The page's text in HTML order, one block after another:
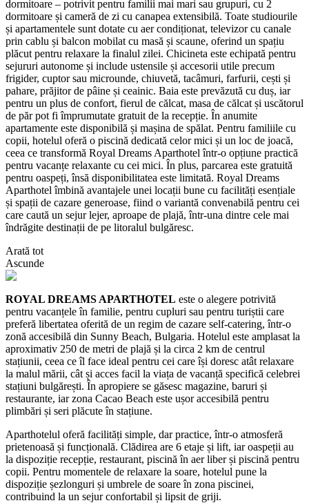
dormitoare – potrivit pentru familii mai mari sau grupuri, cu 2
dormitoare și cameră de zi cu canapea extensibilă. Toate studiourile
și apartamentele sunt dotate cu aer condiționat, televizor cu canale
prin cablu și balcon mobilat cu masă și scaune, oferind un spațiu
plăcut pentru relaxare la finalul zilei. Chicineta este echipată pentru
sejururi autonome și include ustensile și accesorii utile precum
frigider, cuptor sau microunde, chiuvetă, tacâmuri, farfurii, cești și
pahare, prăjitor de pâine și ceainic. Baia este prevăzută cu duș, iar
pentru un plus de confort, fierul de călcat, masa de călcat și uscătorul
de păr pot fi împrumutate gratuit de la recepție. În anumite
apartamente este disponibilă și mașina de spălat. Pentru familiile cu
copii, hotelul oferă o piscină dedicată celor mici și un loc de joacă,
ceea ce transformă Royal Dreams Aparthotel într-o opțiune practică
pentru vacanțe relaxante cu cei mici. În plus, parcarea este gratuită
pentru oaspeți, însă disponibilitatea este limitată. Royal Dreams
Aparthotel îmbină avantajele unei locații bune cu facilități esențiale
și spații de cazare generoase, fiind o variantă convenabilă pentru cei
care caută un sejur lejer, aproape de plajă, într-una dintre cele mai
îndrăgite destinații de pe litoralul bulgăresc.
Arată tot
Ascunde
ROYAL DREAMS APARTHOTEL este o alegere potrivită
pentru vacanțele în familie, pentru cupluri sau pentru turiștii care
preferă libertatea oferită de un regim de cazare self-catering, într-o
zonă accesibilă din Sunny Beach, Bulgaria. Hotelul este amplasat la
aproximativ 250 de metri de plajă și la circa 2 km de centrul
stațiunii, ceea ce îl face ideal pentru cei care își doresc atât relaxare
la malul mării, cât și acces facil la viața de vacanță specifică celebrei
stațiuni bulgărești. În apropiere se găsesc magazine, baruri și
restaurante, iar zona Cacao Beach este ușor accesibilă pentru
plimbări și seri plăcute în stațiune.
Aparthotelul oferă facilități simple, dar practice, într-o atmosferă
prietenoasă și funcțională. Clădirea are 6 etaje și lift, iar oaspeții au
la dispoziție recepție, restaurant, piscină în aer liber și piscină pentru
copii. Pentru momentele de relaxare la soare, hotelul pune la
dispoziție șezlonguri și umbrele de soare în zona piscinei,
contribuind la un sejur confortabil și lipsit de griji.